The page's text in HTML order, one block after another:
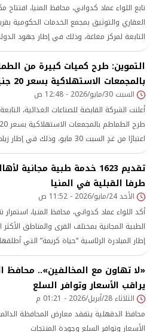
تابع اللواء عماد كدواني، محافظ المنيا،
العقاري والتوثيق بمجمع الخدمات الحكومية
التابعة لمركز مغاغة، وذلك في إطار جهود
تقديم الخدمات الحكومية المميكنة، وتيسير
عليها، بما يسهم في سرعة إنجاز المعاملات
الخدمات المقدمة.
التموين: طرح كميات كبيرة من
بالمجمعات الاستهلاكية بسعر 20 جنيهًا للكيلو
السبت 30/مايو/2026 - 12:48 ص
أعلنت الشركة القابضة للصناعات الغذائية،
اعتبارًا من غدٍ السبت 30 مايو، وذلك
وضبط الأسواق وتخفيف الأعباء عن المواطنين.
تقديم 1623 خدمة طبية مجانية
طرفا القبلية في المنيا
الأحد 24/مايو/2026 - 11:52 ص
أكد اللواء عماد كدواني، محافظ المنيا، استمرار
الطبية المجانية بمختلف القرى والمناطق الأكثر
إطار المبادرة الرئاسية “حياة كريمة” التي
عبد الفتاح السيسي، بهدف توفير الرعاية
للمواطنين وتخفيف الأعباء عن كاهل الأسر الأولى
مشيرًا إلى حرص المحافظة على دعم جهود الدولة
بالمنظومة الصحية.
«لا تهاون مع المخالفين».. محافظ
يراقب الأسعار وتوافر السلع
الثلاثاء 28/أبريل/2026 - 01:21 م
محافظ الدقهلية يتفقد معارض المحافظة
الأسعار وتوافر السلع وجودة المنتجات